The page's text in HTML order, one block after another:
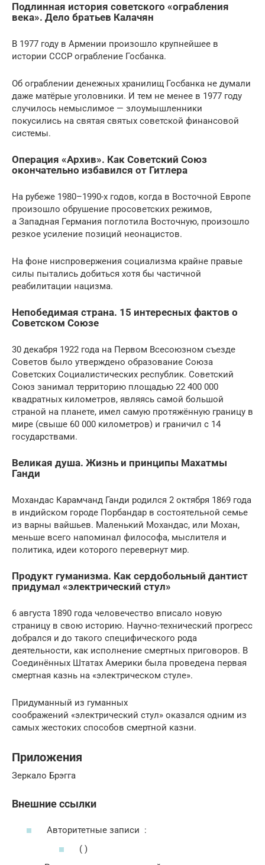
Подлинная история советского «ограбления
века». Дело братьев Калачян
В 1977 году в Армении произошло крупнейшее в
истории СССР ограбление Госбанка.
Об ограблении денежных хранилищ Госбанка не думали
даже матёрые уголовники. И тем не менее в 1977 году
случилось немыслимое — злоумышленники
покусились на святая святых советской финансовой
системы.
Операция «Архив». Как Советский Союз
окончательно избавился от Гитлера
На рубеже 1980–1990-х годов, когда в Восточной Европе
произошло обрушение просоветских режимов,
а Западная Германия поглотила Восточную, произошло
резкое усиление позиций неонацистов.
На фоне ниспровержения социализма крайне правые
силы пытались добиться хотя бы частичной
реабилитации нацизма.
Непобедимая страна. 15 интересных фактов о
Советском Союзе
30 декабря 1922 года на Первом Всесоюзном съезде
Советов было утверждено образование Союза
Советских Социалистических республик. Советский
Союз занимал территорию площадью 22 400 000
квадратных километров, являясь самой большой
страной на планете, имел самую протяжённую границу в
мире (свыше 60 000 километров) и граничил с 14
государствами.
Великая душа. Жизнь и принципы Махатмы
Ганди
Мохандас Карамчанд Ганди родился 2 октября 1869 года
в индийском городе Порбандар в состоятельной семье
из варны вайшьев. Маленький Мохандас, или Мохан,
меньше всего напоминал философа, мыслителя и
политика, идеи которого перевернут мир.
Продукт гуманизма. Как сердобольный дантист
придумал «электрический стул»
6 августа 1890 года человечество вписало новую
страницу в свою историю. Научно-технический прогресс
добрался и до такого специфического рода
деятельности, как исполнение смертных приговоров. В
Соединённых Штатах Америки была проведена первая
смертная казнь на «электрическом стуле».
Придуманный из гуманных
соображений «электрический стул» оказался одним из
самых жестоких способов смертной казни.
Приложения
Зеркало Брэгга
Внешние ссылки
Авторитетные записи :
( )